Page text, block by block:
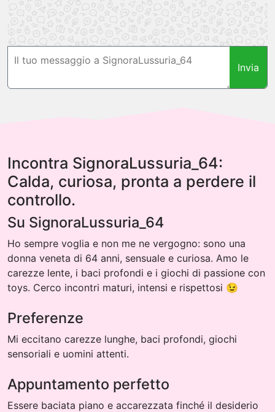
Invia
Incontra SignoraLussuria_64:
Calda, curiosa, pronta a perdere il
controllo.
Su SignoraLussuria_64
Ho sempre voglia e non me ne vergogno: sono una
donna veneta di 64 anni, sensuale e curiosa. Amo le
carezze lente, i baci profondi e i giochi di passione con
toys. Cerco incontri maturi, intensi e rispettosi 😉
Preferenze
Mi eccitano carezze lunghe, baci profondi, giochi
sensoriali e uomini attenti.
Appuntamento perfetto
Essere baciata piano e accarezzata finché il desiderio